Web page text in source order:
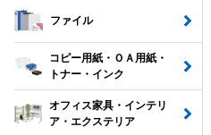
ファイル
コピー用紙・ＯＡ用紙・
トナー・インク
オフィス家具・インテリ
ア・エクステリア